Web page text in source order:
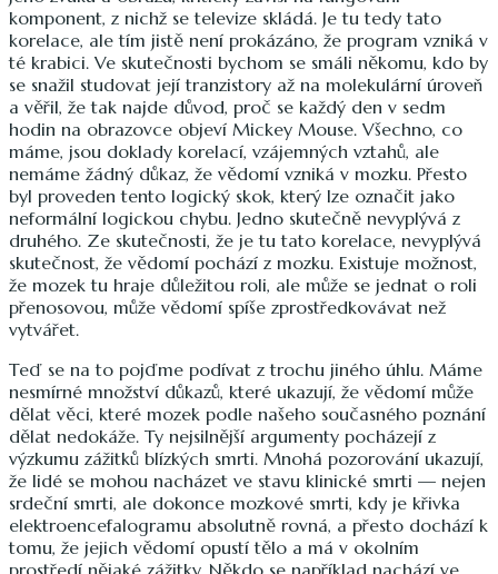
komponent, z nichž se televize skládá. Je tu tedy tato
korelace, ale tím jistě není prokázáno, že program vzniká v
té krabici. Ve skutečnosti bychom se smáli někomu, kdo by
se snažil studovat její tranzistory až na molekulární úroveň
a věřil, že tak najde důvod, proč se každý den v sedm
hodin na obrazovce objeví Mickey Mouse. Všechno, co
máme, jsou doklady korelací, vzájemných vztahů, ale
nemáme žádný důkaz, že vědomí vzniká v mozku. Přesto
byl proveden tento logický skok, který lze označit jako
neformální logickou chybu. Jedno skutečně nevyplývá z
druhého. Ze skutečnosti, že je tu tato korelace, nevyplývá
skutečnost, že vědomí pochází z mozku. Existuje možnost,
že mozek tu hraje důležitou roli, ale může se jednat o roli
přenosovou, může vědomí spíše zprostředkovávat než
vytvářet.
Teď se na to pojďme podívat z trochu jiného úhlu. Máme
nesmírné množství důkazů, které ukazují, že vědomí může
dělat věci, které mozek podle našeho současného poznání
dělat nedokáže. Ty nejsilnější argumenty pocházejí z
výzkumu zážitků blízkých smrti. Mnohá pozorování ukazují,
že lidé se mohou nacházet ve stavu klinické smrti — nejen
srdeční smrti, ale dokonce mozkové smrti, kdy je křivka
elektroencefalogramu absolutně rovná, a přesto dochází k
tomu, že jejich vědomí opustí tělo a má v okolním
prostředí nějaké zážitky. Někdo se například nachází ve